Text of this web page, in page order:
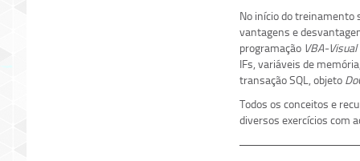
No início do treinamento
vantagens e
programação VBA-
IFs, variáveis de
transação SQL, objeto
Todos os conceitos e
diversos exercícios com